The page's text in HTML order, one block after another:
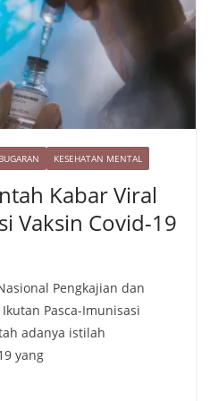
KESEHATAN MENTAL
Kabar Viral
Vaksin Covid-19
Pengkajian dan
Pasca-Imunisasi
adanya istilah
yang